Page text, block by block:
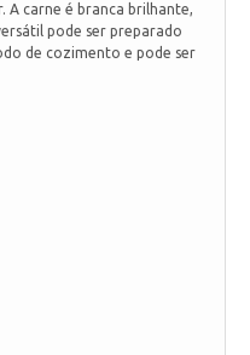
A carne é branca brilhante,
pode ser preparado
de cozimento e pode ser